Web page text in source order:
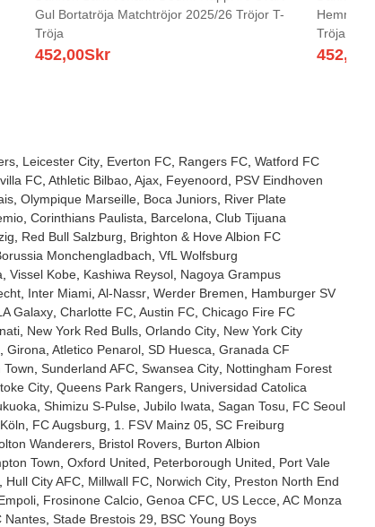
Gul Bortatröja Matchtröjor 2025/26 Tröjor T-
Tröja
452,00Skr
Tröja
452,00
Leicester City Everton FC Rangers FC Watford FC
FC Athletic Bilbao Ajax Feyenoord
PSV Eindhoven
Olympique Marseille Boca Juniors River Plate
Corinthians Paulista Barcelona Club Tijuana
Red Bull Salzburg
Brighton & Hove Albion FC
Monchengladbach VfL Wolfsburg
Vissel Kobe Kashiwa Reysol Nagoya Grampus
Inter Miami Al-Nassr Werder Bremen
Hamburger SV
Galaxy Charlotte FC Austin FC Chicago Fire FC
New York Red Bulls Orlando City New York City
Girona Atletico Penarol SD Huesca Granada CF
Town Sunderland AFC Swansea City Nottingham Forest
City Queens Park Rangers Universidad Catolica
Shimizu S-Pulse Jubilo Iwata Sagan Tosu
FC Seoul
FC Augsburg 1. FSV Mainz 05 SC Freiburg
Wanderers Bristol Rovers Burton Albion
Town Oxford United Peterborough United
Port Vale
Hull City AFC Millwall FC Norwich City Preston North End
Frosinone Calcio Genoa CFC US Lecce AC Monza
Nantes Stade Brestois 29
BSC Young Boys